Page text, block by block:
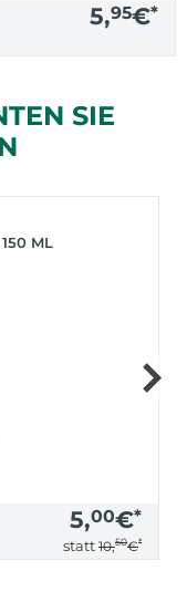
5,95€*
SIE
ML
5,00€*
statt 10,50€*